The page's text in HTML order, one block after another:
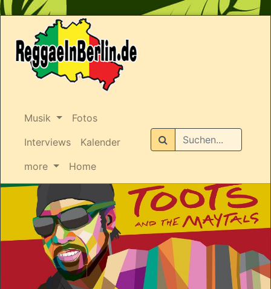
Musik
Fotos
Interviews
Kalender
more
Home
Suchen